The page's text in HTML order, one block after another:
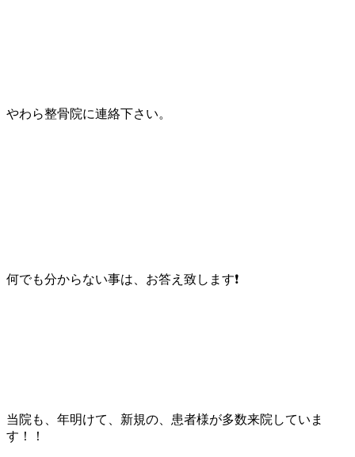
やわら整骨院に連絡下さい。
何でも分からない事は、お答え致します❗
当院も、年明けて、新規の、患者様が多数来院していま
す！！